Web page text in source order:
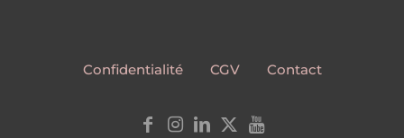
Confidentialité CGV Contact